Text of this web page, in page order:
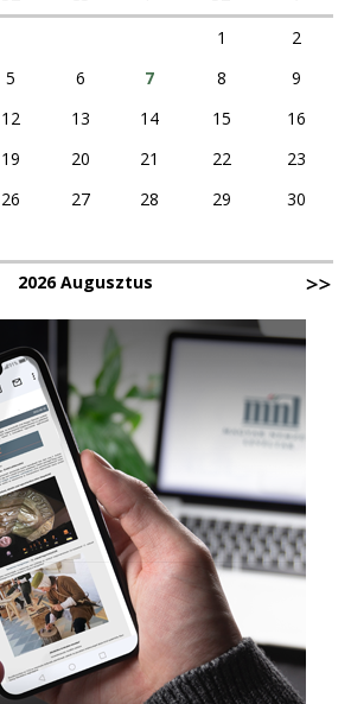
1
2
5 6 7 8
9
12 13 14 15
16
19 20 21 22
23
26 27 28 29
30
2026 Augusztus